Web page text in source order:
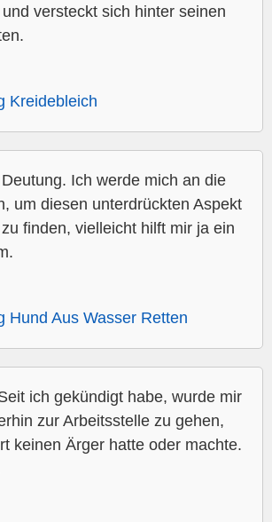
versteckt sich hinter seinen
Kreidebleich
Ich werde mich an die
um diesen unterdrückten Aspekt
finden, vielleicht hilft mir ja ein
Hund Aus Wasser Retten
ich gekündigt habe, wurde mir
zur Arbeitsstelle zu gehen,
keinen Ärger hatte oder machte.